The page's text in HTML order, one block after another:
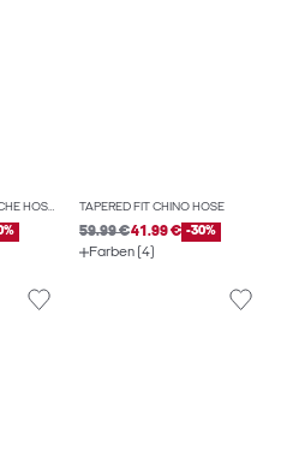
TAPERED FIT KLASSISCHE HOSEN TAPERED FIT CHINO HOSE
59.99 €41.99 € -30%
Farben (4)